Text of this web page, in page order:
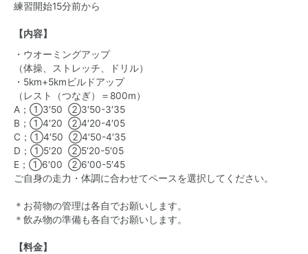
練習開始15分前から
【内容】
・ウオーミングアップ
（体操、ストレッチ、ドリル）
・5km+5kmビルドアップ
（レスト（つなぎ）＝800m）
A；①3′50 ②3′50-3′35
B；①4′20 ②4′20-4′05
C；①4′50 ②4′50-4′35
D；①5′20 ②5′20-5′05
E；①6′00 ②6′00-5′45
ご自身の走力・体調に合わせてペースを選択してください。
＊お荷物の管理は各自でお願いします。
＊飲み物の準備も各自でお願いします。
【料金】